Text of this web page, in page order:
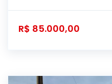
R$ 85.000,00